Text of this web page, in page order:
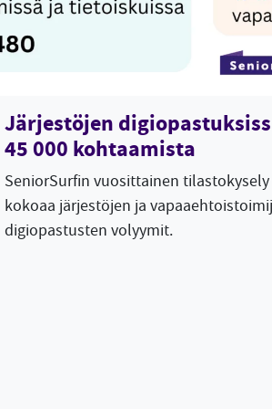
Järjestöjen
45 000 kohtaamista
SeniorSurfin vuosittainen tilastokysely
kokoaa järjestöjen ja
digiopastusten volyymit.